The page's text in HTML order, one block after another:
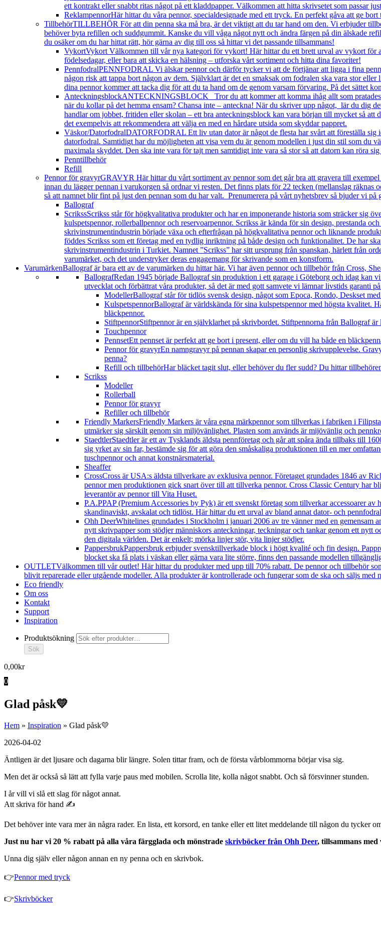
ett kontrakt eller snabbt ritas något på ett kladdpapper. Välkommen att hitta skrivsetet som passar
ReklampennorHär hittar du våra pennor, specialdesignade med ett tryck. En perfekt gåva att ge
TillbehörTILLBEHÖR För att din penna ska må bra, är det viktigt att du tar hand om den. Vi erbjuder
behöver byta refillen och suddgummit. Kanske du vill våga något nytt och ändra färgen på din älskade
du osäker om du har hittat rätt, hör gärna av dig till oss så hittar vi det passande tillsammans!
VykortVykort Välkommen till vår nya kategori för vykort! Här hittar du ett brett urval av vykort för
födelsedagar, eller bara att skicka en hälsning – utforska vårt sortiment och hitta dina favoriter!
PennfodralPENNFODRAL Vi älskar pennor och därför tycker vi att de förtjänar att ligga i fina
någon risk att tappa bort någon av dem. Självklart är det en smaksak om fodralen ska vara stor
dina pennor kommer att tacka dig för att du ta hand om de genom varsam förvaring. På det sättet
AnteckningsblockANTECKNINGSBLOCK Tror du att kommer att komma ihåg allt som pratades
när du kollar på det hemma ensam? Chansa inte – anteckna! När du skriver upp något, lär du dig
handlar om jobbet, fritiden eller skolan – ett bra anteckningsblock kan vara början till mycket så
det exempelvis att rekommendera att välja en med en hårdare utsida som skyddar pappret.
Väskor/DatorfodralDATORFODRAL Ett liv utan dator är något de flesta har svårt att föreställa
datorfodral. Samtidigt har du möjligheten att visa vem du är genom modellen i just din stil som du
maximala skyddet. Den ska inte vara för tajt men samtidigt inte vara så stor så att datorn kan röra
Penntillbehör
Refill
Pennor för gravyrGRAVYR Här hittar du vårt sortiment av pennor som det går bra att gravera till
innan du lägger pennan i varukorgen så ordnar vi resten. Det finns plats för 22 tecken (mellanslag
så att namnet blir fint på just den pennan som du har valt. Prenumerera på vårt nyhetsbrev så bjuder vi
Ballograf
ScrikssScrikss står för högkvalitativa produkter och har en imponerande historia som sträcker sig
kulspetspennor, rollerballpennor och reservoarpennor. Scrikss är kända för sin design, prestanda
skrivinstrumentindustrin började växa och efterfrågan på högkvalitativa pennor och liknande
föddes Scrikss som ett företag med en tydlig inriktning på både design och funktionalitet. De har
skrivinstrumentindustrin i Turkiet. Namnet ”Scrikss” har sitt ursprung från spanskan, härlett från
varumärket, och det understryker deras engagemang för skrivande som en konstform.
VarumärkenBallograf är bara ett av de varumärken du hittar här. Vi har även pennor och tillbehör från Cross,
BallografRedan 1945 började Ballograf sin produktion i ett garage i Göteborg och idag kan
utvecklat och förbättrat våra produkter, så det är med gott samvete vi lämnar livstids garanti
ModellerBallograf står för tidlös svensk design, något som Epoca, Rondo, Deskset
KulspetspennorBallograf är världskända för sina kulspetspennor med högsta kvalitet.
bläckpennor.
StiftpennorStiftpennor är en självklarhet på skrivbordet. Stiftpennorna från Ballograf
Touchpennor
PennsetEtt pennset är perfekt att ge bort i present, eller om du vill ha både en
Pennor för gravyrEn namngravyr på pennan skapar en personlig skrivupplevelse.
penna?
Refill och tillbehörHar bläcket tagit slut, eller behöver du fler sudd? Du hittar
Scrikss
Modeller
Rollerball
Pennor för gravyr
Refiller och tillbehör
Friendly MarkersFriendly Markers är våra egna märkpennor som tillverkas i fabriken i
utmärker sig särskilt genom sin miljövänlighet. Plasten som används är mijövänlig och
StaedtlerStaedtler är ett av Tysklands äldsta pennföretag och går att spåra ända tillbaks till
sig yrket av sin far, bestämde sig för att göra den småskaliga produktionen till en mer
tuschpennor och annat konstnärsmaterial.
Sheaffer
CrossCross är USA:s äldsta tillverkare av exklusiva pennor. Företaget grundades 1846 av
pennor men produktionen gick snart över till att tillverka pennor. Cross Classic Century har
leverantör av pennor till Vita Huset.
P.A.PPAP (Premium Accessories by Pyk) är ett svenskt företag som tillverkar accessoarer
skandinaviskt, avskalat och tidlöst. Här hittar du ett urval av bland annat dator- och
Ohh DeerWhitelines grundades i Stockholm i januari 2006 av tre vänner med en
nytt skrivpapper som stödjer människors anteckningar, teckningar och tankar genom ett
den digitala världen. Det är enkelt; mörka linjer stör, vita linjer stödjer.
PappersbrukPappersbruk erbjuder svensktillverkade block i högt kvalité och fin design.
blocket ska få plats i väskan eller gärna vara lite större, finns den passande modellen
OUTLETVälkommen till vår outlet! Här hittar du produkter med upp till 70% rabatt. De pennor och tillbehör
blivit reparerade eller utgående modeller. Alla produkter är kontrollerade och fungerar som de ska och säljs med
Eco friendly
Om oss
Kontakt
Support
Inspiration
Produktsökning
Sök
0,00kr
0
Glad påsk💛
Hem » Inspiration » Glad påsk💛
2026-04-02
Äntligen är det ljusare och dagarna blir längre. Solen tittar fram, och de första vårblommorna börjar visa sig.
Men det är också så lätt att fylla varje paus med mobilen. Scrolla lite, kolla något snabbt. Och så försvinner stunden.
I år vill vi slå ett slag för något annat.
Att skriva för hand ✍️
Det behöver inte vara mer än några rader. En lista, ett korsord, en tanke eller ett litet meddelande till någon du tycker
Just nu har vi 20 % rabatt på alla våra färgglada och mönstrade skrivböcker från Ohh Deer, tillsammans med
Unna dig själv eller någon annan en ny penna och en skrivbok.
👉Pennor med tryck
👉Skrivböcker